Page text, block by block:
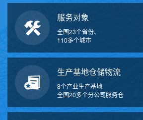
服务对象
全国23个省份、
110多个城市
生产基地仓储物流
8个产业生产基地
全国20多个分公司服务仓